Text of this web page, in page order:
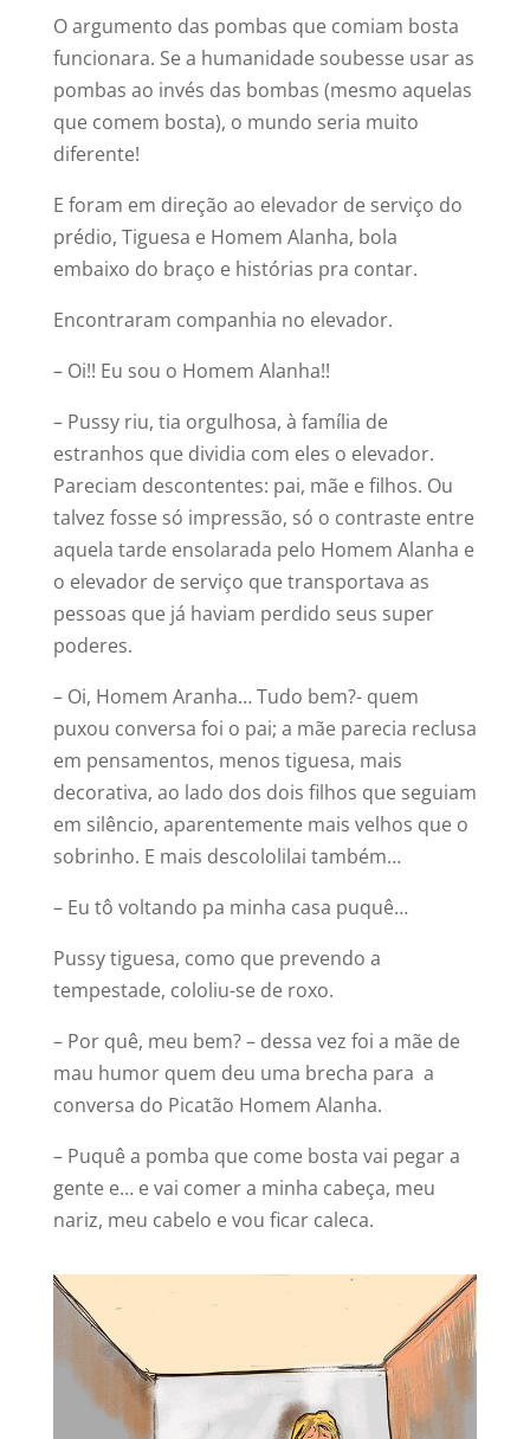
O argumento das pombas que comiam bosta
funcionara. Se a humanidade soubesse usar as
pombas ao invés das bombas (mesmo aquelas
que comem bosta), o mundo seria muito
diferente!
E foram em direção ao elevador de serviço do
prédio, Tiguesa e Homem Alanha, bola
embaixo do braço e histórias pra contar.
Encontraram companhia no elevador.
– Oi!! Eu sou o Homem Alanha!!
– Pussy riu, tia orgulhosa, à família de
estranhos que dividia com eles o elevador.
Pareciam descontentes: pai, mãe e filhos. Ou
talvez fosse só impressão, só o contraste entre
aquela tarde ensolarada pelo Homem Alanha e
o elevador de serviço que transportava as
pessoas que já haviam perdido seus super
poderes.
– Oi, Homem Aranha… Tudo bem?- quem
puxou conversa foi o pai; a mãe parecia reclusa
em pensamentos, menos tiguesa, mais
decorativa, ao lado dos dois filhos que seguiam
em silêncio, aparentemente mais velhos que o
sobrinho. E mais descololilai também…
– Eu tô voltando pa minha casa puquê…
Pussy tiguesa, como que prevendo a
tempestade, cololiu-se de roxo.
– Por quê, meu bem? – dessa vez foi a mãe de
mau humor quem deu uma brecha para a
conversa do Picatão Homem Alanha.
– Puquê a pomba que come bosta vai pegar a
gente e… e vai comer a minha cabeça, meu
nariz, meu cabelo e vou ficar caleca.